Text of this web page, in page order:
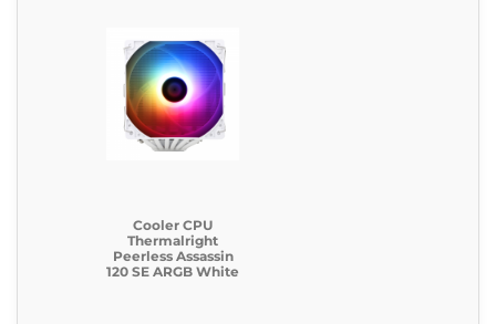
Cooler CPU
Thermalright
Peerless Assassin
120 SE ARGB White